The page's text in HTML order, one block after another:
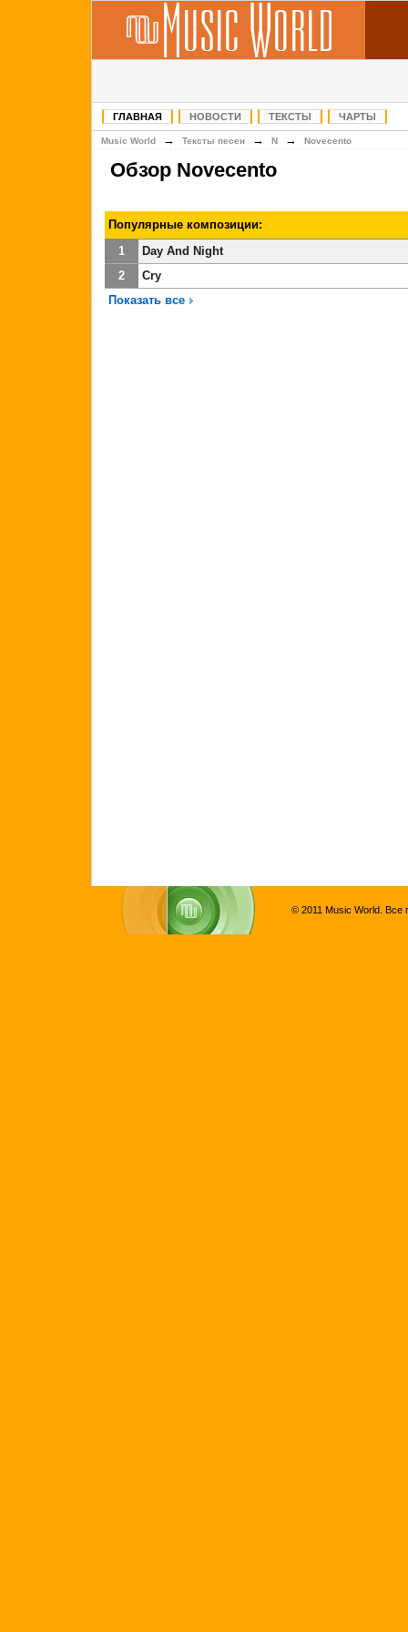
ГЛАВНАЯ НОВОСТИ ТЕКСТЫ ЧАРТЫ
Music World → Тексты песен → N → Novecento
Обзор Novecento
Популярные композиции:
1
Day And Night
2
Cry
Показать все
© 2011 Music World. Все